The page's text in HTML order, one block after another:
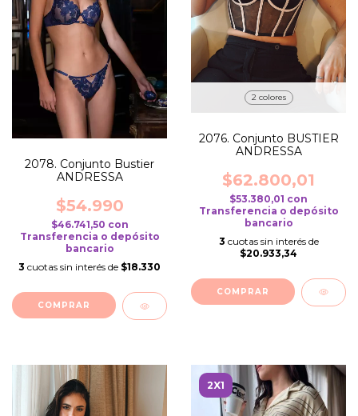
2078. Conjunto Bustier
ANDRESSA
$54.990
$46.741,50 con
Transferencia o depósito
bancario
3 cuotas sin interés de $18.330
COMPRAR
2 colores
2076. Conjunto BUSTIER
ANDRESSA
$62.800,01
$53.380,01 con
Transferencia o depósito
bancario
3 cuotas sin interés de
$20.933,34
COMPRAR
2X1